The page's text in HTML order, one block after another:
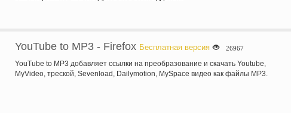
YouTube to MP3 - Firefox Бесплатная версия 26967
YouTube to MP3 добавляет ссылки на преобразование и скачать Youtube,
MyVideo, треской, Sevenload, Dailymotion, MySpace видео как файлы MP3.